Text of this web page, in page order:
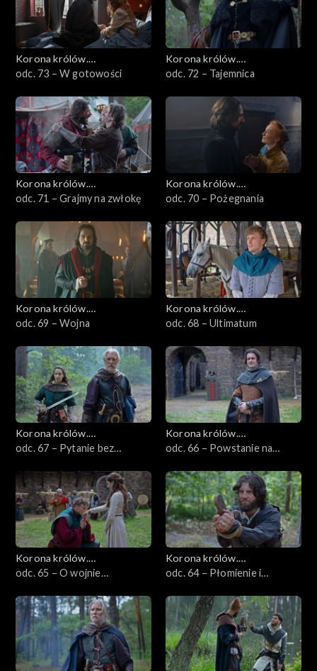
Korona królów.
Jagiellonowie
odc. 73 – W gotowości
Korona królów.
Jagiellonowie
odc. 72 – Tajemnica
Korona królów.
Jagiellonowie
odc. 71 – Grajmy na zwłokę
Korona królów.
Jagiellonowie
odc. 70 – Pożegnania
Korona królów.
Jagiellonowie
odc. 69 – Wojna
Korona królów.
Jagiellonowie
odc. 68 – Ultimatum
Korona królów.
Jagiellonowie
odc. 67 – Pytanie bez
Korona królów.
Jagiellonowie
odc. 66 – Powstanie na
Korona królów.
Jagiellonowie
odc. 65 – O wojnie
Korona królów.
Jagiellonowie
odc. 64 – Płomienie i